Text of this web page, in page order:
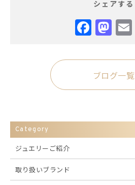
シェアする
ブログ一覧
Category
ジュエリーご紹介
取り扱いブランド